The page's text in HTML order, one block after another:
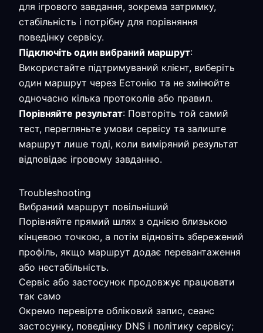
для ігрового завдання, зокрема затримку,
стабільність і потрібну для порівняння
поведінку сервісу.
Підключіть один вибраний маршрут:
Використайте підтримуваний клієнт, виберіть
один маршрут через Естонію та не змінюйте
одночасно кілька протоколів або правил.
Порівняйте результат: Повторіть той самий
тест, перегляньте умови сервісу та залиште
маршрут лише тоді, коли виміряний результат
відповідає ігровому завданню.
Troubleshooting
Вибраний маршрут повільніший
Порівняйте прямий шлях з однією близькою
кінцевою точкою, а потім відновіть збережений
профіль, якщо маршрут додає перевантаження
або нестабільність.
Сервіс або застосунок продовжує працювати
так само
Окремо перевірте обліковий запис, сеанс
застосунку, поведінку DNS і політику сервісу;